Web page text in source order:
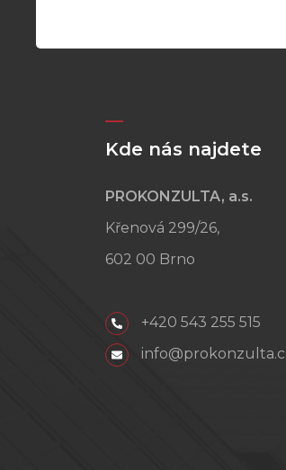
Kde nás najdete
PROKONZULTA, a.s.
Křenová 299/26,
602 00 Brno
+420 543 255 515